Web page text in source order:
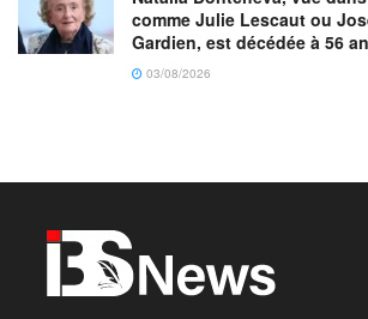
comme Julie Lescaut ou
Gardien, est décédée à 56
03/08/2026